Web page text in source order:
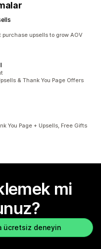
upsells to grow AOV
& Thank You Page Offers
You Page + Upsells, Free Gifts
mi
ücretsiz deneyin